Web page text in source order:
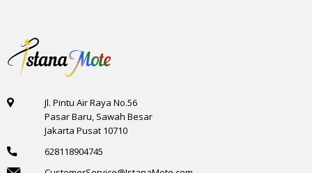
Jl. Pintu Air Raya No.56
Pasar Baru, Sawah Besar
Jakarta Pusat 10710
628118904745